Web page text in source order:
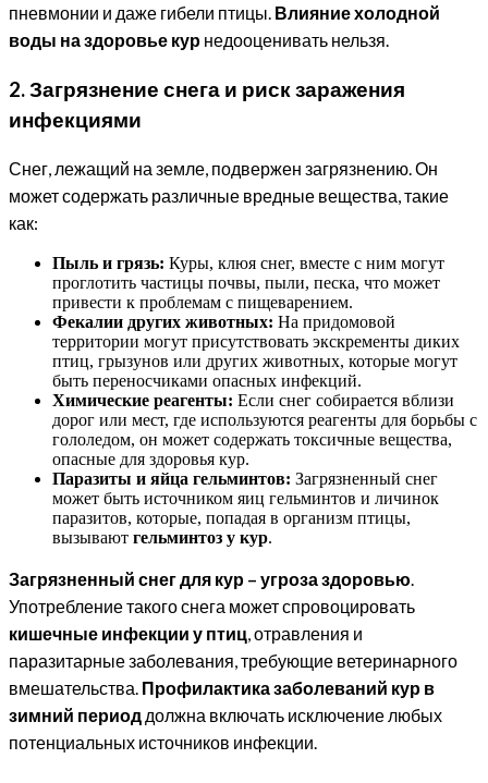
пневмонии и даже гибели птицы. Влияние холодной
воды на здоровье кур недооценивать нельзя.
2. Загрязнение снега и риск заражения
инфекциями
Снег, лежащий на земле, подвержен загрязнению. Он
может содержать различные вредные вещества, такие
как:
Пыль и грязь: Куры, клюя снег, вместе с ним могут
проглотить частицы почвы, пыли, песка, что может
привести к проблемам с пищеварением.
Фекалии других животных: На придомовой
территории могут присутствовать экскременты диких
птиц, грызунов или других животных, которые могут
быть переносчиками опасных инфекций.
Химические реагенты: Если снег собирается вблизи
дорог или мест, где используются реагенты для борьбы с
гололедом, он может содержать токсичные вещества,
опасные для здоровья кур.
Паразиты и яйца гельминтов: Загрязненный снег
может быть источником яиц гельминтов и личинок
паразитов, которые, попадая в организм птицы,
вызывают гельминтоз у кур.
Загрязненный снег для кур – угроза здоровью.
Употребление такого снега может спровоцировать
кишечные инфекции у птиц, отравления и
паразитарные заболевания, требующие ветеринарного
вмешательства. Профилактика заболеваний кур в
зимний период должна включать исключение любых
потенциальных источников инфекции.